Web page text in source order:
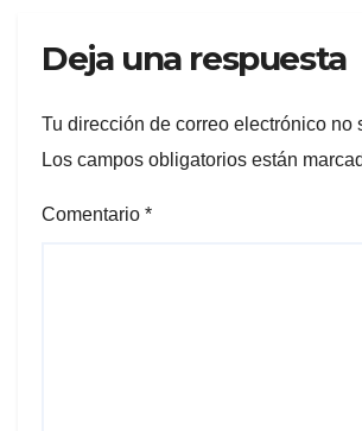
Deja una respuesta
Tu dirección de correo electrónico no
Los campos obligatorios están
Comentario *